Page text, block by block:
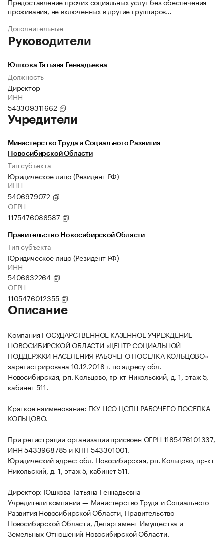
Предоставление прочих социальных услуг без обеспечения
проживания, не включенных в другие группиров…
Дополнительные
Руководители
Юшкова Татьяна Геннадьевна
Должность
Директор
ИНН
543309311662
Учредители
Министерство Труда и Социального Развития
Новосибирской Области
Тип субъекта
Юридическое лицо (Резидент РФ)
ИНН
5406979072
ОГРН
1175476086587
Правительство Новосибирской Области
Тип субъекта
Юридическое лицо (Резидент РФ)
ИНН
5406632264
ОГРН
1105476012355
Описание
Компания ГОСУДАРСТВЕННОЕ КАЗЕННОЕ УЧРЕЖДЕНИЕ
НОВОСИБИРСКОЙ ОБЛАСТИ «ЦЕНТР СОЦИАЛЬНОЙ
ПОДДЕРЖКИ НАСЕЛЕНИЯ РАБОЧЕГО ПОСЕЛКА КОЛЬЦОВО»
зарегистрирована 10.12.2018 г. по адресу обл.
Новосибирская, рп. Кольцово, пр-кт Никольский, д. 1, этаж 5,
кабинет 511.
Краткое наименование: ГКУ НСО ЦСПН РАБОЧЕГО ПОСЕЛКА
КОЛЬЦОВО.
При регистрации организации присвоен ОГРН 1185476101337,
ИНН 5433968785 и КПП 543301001.
Юридический адрес: обл. Новосибирская, рп. Кольцово, пр-кт
Никольский, д. 1, этаж 5, кабинет 511.
Директор: Юшкова Татьяна Геннадьевна
Учредители компании — Министерство Труда и Социального
Развития Новосибирской Области, Правительство
Новосибирской Области, Департамент Имущества и
Земельных Отношений Новосибирской Области.